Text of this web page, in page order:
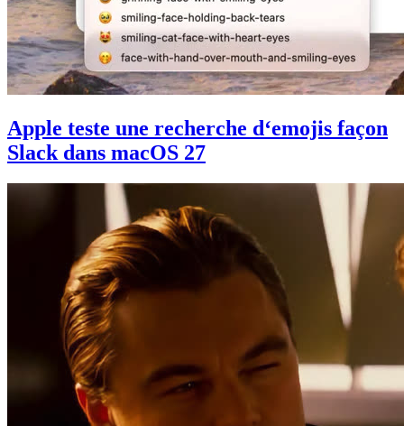
Apple teste une recherche d‘emojis façon
Slack dans macOS 27